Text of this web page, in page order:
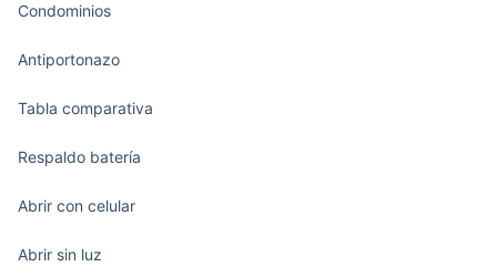
Condominios
Antiportonazo
Tabla comparativa
Respaldo batería
Abrir con celular
Abrir sin luz